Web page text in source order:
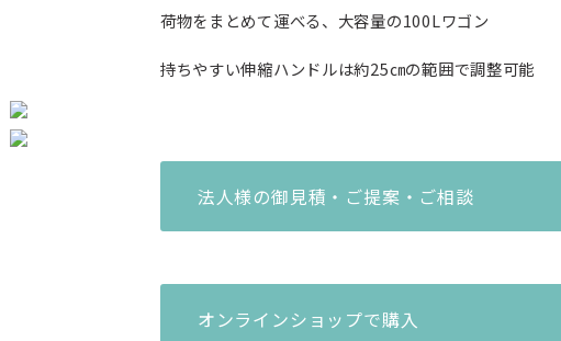
荷物をまとめて運べる、大容量の100Lワゴン
持ちやすい伸縮ハンドルは約25㎝の範囲で調整可能
法人様の御見積・ご提案・ご相談
オンラインショップで購入